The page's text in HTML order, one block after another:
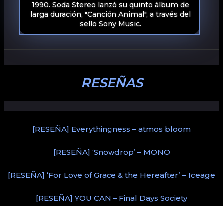
1990. Soda Stereo lanzó su quinto álbum de
larga duración, "Canción Animal", a través del
sello Sony Music.
RESEÑAS
[RESEÑA] Everythingness – atmos bloom
[RESEÑA] ‘Snowdrop’ – MONO
[RESEÑA] ‘For Love of Grace & the Hereafter’ – Iceage
[RESEÑA] YOU CAN – Final Days Society